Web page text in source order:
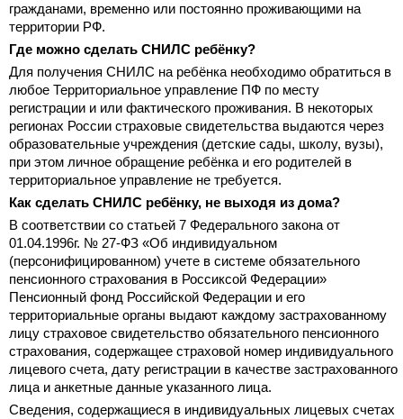
гражданами, временно или постоянно проживающими на
территории РФ.
Где можно сделать СНИЛС ребёнку?
Для получения СНИЛС на ребёнка необходимо обратиться в
любое Территориальное управление ПФ по месту
регистрации и или фактического проживания. В некоторых
регионах России страховые свидетельства выдаются через
образовательные учреждения (детские сады, школу, вузы),
при этом личное обращение ребёнка и его родителей в
территориальное управление не требуется.
Как сделать СНИЛС ребёнку, не выходя из дома?
В соответствии со статьей 7 Федерального закона от
01.04.1996г. № 27-ФЗ «Об индивидуальном
(персонифицированном) учете в системе обязательного
пенсионного страхования в Россиксой Федерации»
Пенсионный фонд Российской Федерации и его
территориальные органы выдают каждому застрахованному
лицу страховое свидетельство обязательного пенсионного
страхования, содержащее страховой номер индивидуального
лицевого счета, дату регистрации в качестве застрахованного
лица и анкетные данные указанного лица.
Сведения, содержащиеся в индивидуальных лицевых счетах